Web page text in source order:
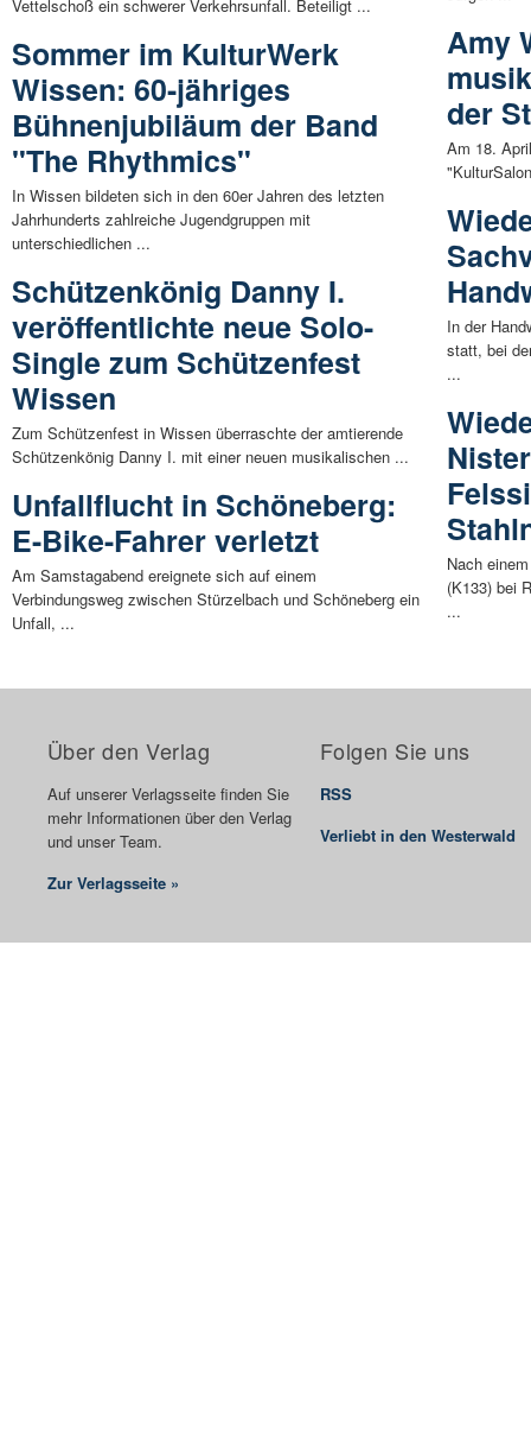
Vettelschoß ein schwerer Verkehrsunfall. Beteiligt ...
Sommer im KulturWerk
Wissen: 60-jähriges
Bühnenjubiläum der Band
"The Rhythmics"
In Wissen bildeten sich in den 60er Jahren des letzten
Jahrhunderts zahlreiche Jugendgruppen mit
unterschiedlichen ...
Schützenkönig Danny I.
veröffentlichte neue Solo-
Single zum Schützenfest
Wissen
Zum Schützenfest in Wissen überraschte der amtierende
Schützenkönig Danny I. mit einer neuen musikalischen ...
Unfallflucht in Schöneberg:
E-Bike-Fahrer verletzt
Am Samstagabend ereignete sich auf einem
Verbindungsweg zwischen Stürzelbach und Schöneberg ein
Unfall, ...
Amy
der
Am 18.
In der
statt, bei
...
Nach
(K133) bei
...
Über den Verlag
Auf unserer Verlagsseite finden Sie
mehr Informationen über den Verlag
und unser Team.
Zur Verlagsseite »
Folgen Sie uns
RSS
Verliebt in den Westerwald